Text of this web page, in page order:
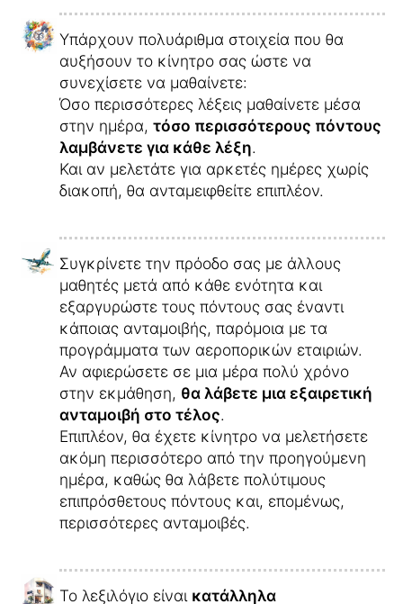
Υπάρχουν πολυάριθμα στοιχεία που θα
αυξήσουν το κίνητρο σας ώστε να
συνεχίσετε να μαθαίνετε:
Όσο περισσότερες λέξεις μαθαίνετε μέσα
στην ημέρα, τόσο περισσότερους πόντους
λαμβάνετε για κάθε λέξη.
Και αν μελετάτε για αρκετές ημέρες χωρίς
διακοπή, θα ανταμειφθείτε επιπλέον.
Συγκρίνετε την πρόοδο σας με άλλους
μαθητές μετά από κάθε ενότητα και
εξαργυρώστε τους πόντους σας έναντι
κάποιας ανταμοιβής, παρόμοια με τα
προγράμματα των αεροπορικών εταιριών.
Αν αφιερώσετε σε μια μέρα πολύ χρόνο
στην εκμάθηση, θα λάβετε μια εξαιρετική
ανταμοιβή στο τέλος.
Επιπλέον, θα έχετε κίνητρο να μελετήσετε
ακόμη περισσότερο από την προηγούμενη
ημέρα, καθώς θα λάβετε πολύτιμους
επιπρόσθετους πόντους και, επομένως,
περισσότερες ανταμοιβές.
Το λεξιλόγιο είναι κατάλληλα